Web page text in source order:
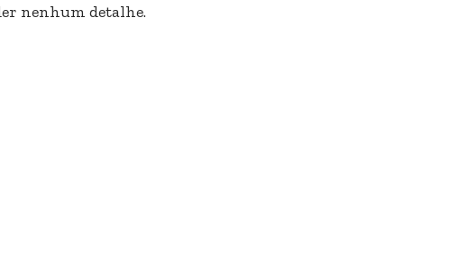
nenhum detalhe.